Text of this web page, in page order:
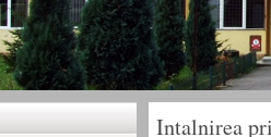
Intalnirea